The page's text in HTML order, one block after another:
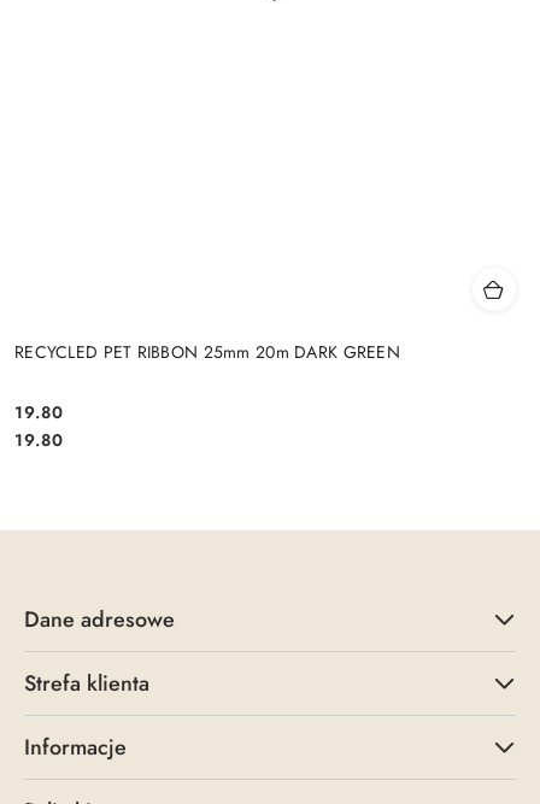
RECYCLED PET RIBBON 25mm 20m DARK GREEN
Cena:
19.80
Cena:
19.80
Dane adresowe
Strefa klienta
Informacje